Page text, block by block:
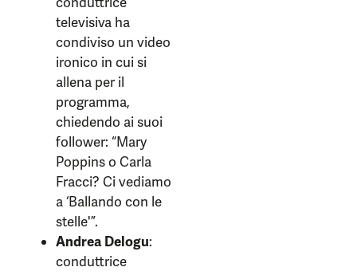
televisiva ha
condiviso un video
ironico in cui si
allena per il
programma,
chiedendo ai suoi
follower: “Mary
Poppins o Carla
Fracci? Ci vediamo
a ‘Ballando con le
stelle'”.
Andrea Delogu:
conduttrice